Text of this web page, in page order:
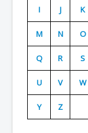
Personnels
Doctrines
Batailles
Les As
Cahiers des As
I J K
M N O
Q R S
U V W
Y Z